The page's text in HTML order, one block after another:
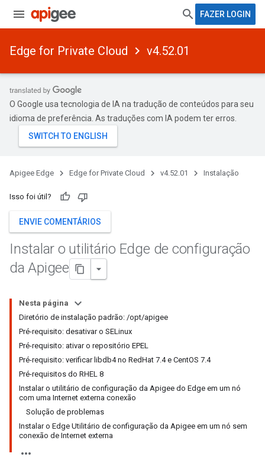
FAZER LOGIN
Edge for Private Cloud v4.52.01
O Google usa tecnologia de IA na tradução de conteúdos para seu
idioma de preferência. As traduções com IA podem ter erros.
Apigee Edge Edge for Private Cloud v4.52.01 Instalação
Isso foi útil?
ENVIE COMENTÁRIOS
Instalar o utilitário Edge de configuração
da Apigee
Nesta página
Diretório de instalação padrão: /opt/apigee
Pré-requisito: desativar o SELinux
Pré-requisito: ativar o repositório EPEL
Pré-requisito: verificar libdb4 no RedHat 7.4 e CentOS 7.4
Pré-requisitos do RHEL 8
Instalar o utilitário de configuração da Apigee do Edge em um nó
com uma Internet externa conexão
Solução de problemas
Instalar o Edge Utilitário de configuração da Apigee em um nó sem
conexão de Internet externa